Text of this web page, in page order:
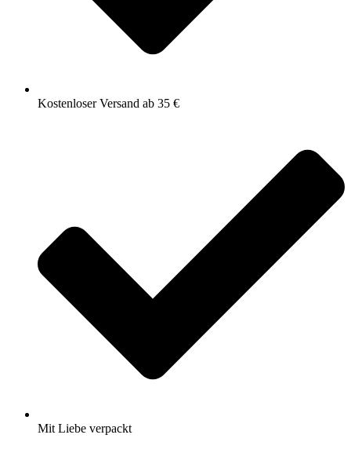
Kostenloser Versand ab 35 €
Mit Liebe verpackt